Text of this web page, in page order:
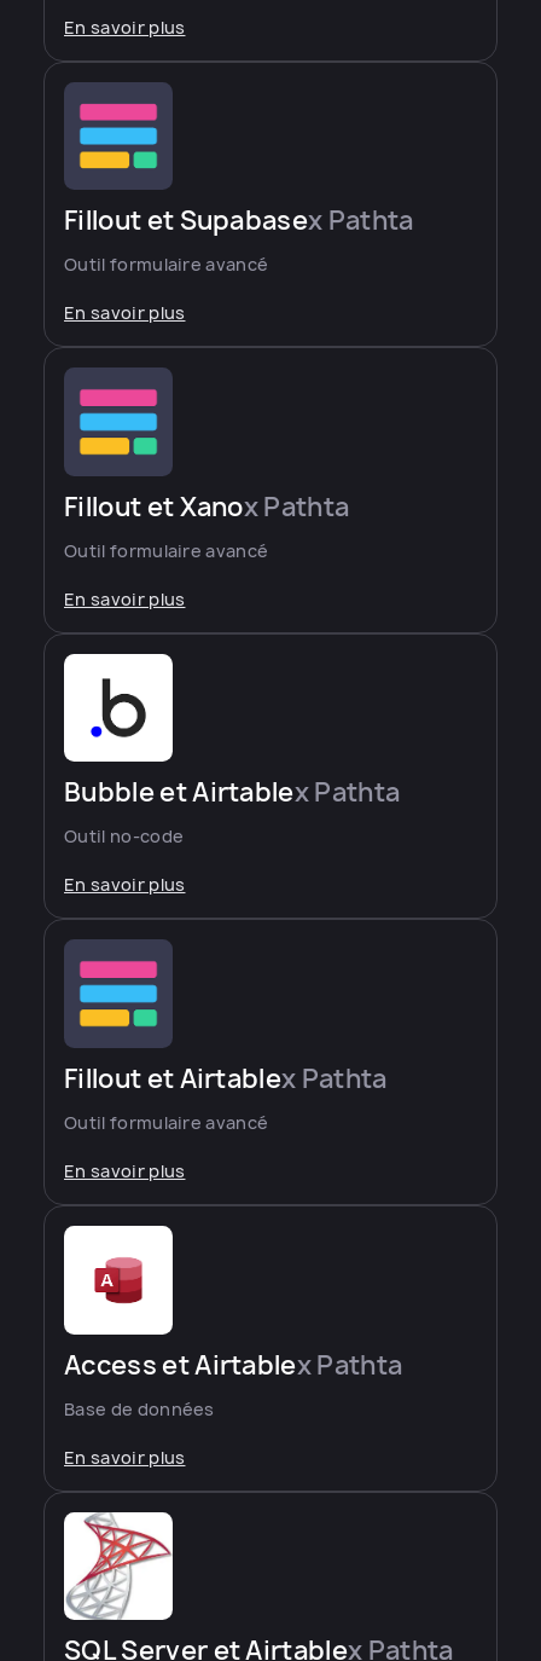
En savoir plus
Fillout et Supabasex Pathta
Outil formulaire avancé
En savoir plus
Fillout et Xanox Pathta
Outil formulaire avancé
En savoir plus
Bubble et Airtablex Pathta
Outil no-code
En savoir plus
Fillout et Airtablex Pathta
Outil formulaire avancé
En savoir plus
Access et Airtablex Pathta
Base de données
En savoir plus
SQL Server et Airtablex Pathta